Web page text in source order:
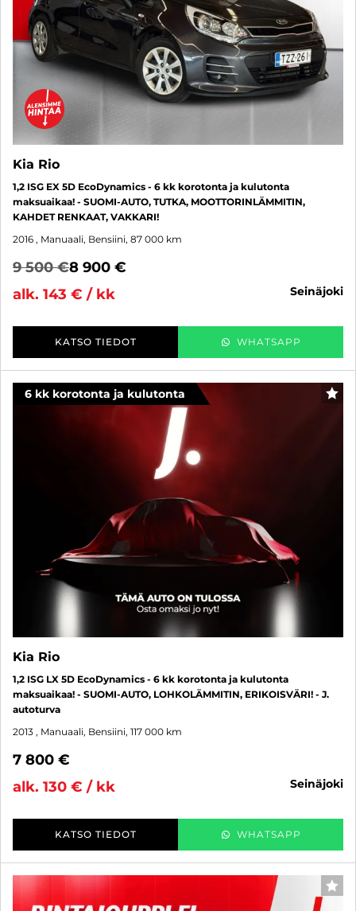
Kia Rio
1,2 ISG EX 5D EcoDynamics - 6 kk korotonta ja kulutonta
maksuaikaa! - SUOMI-AUTO, TUTKA, MOOTTORINLÄMMITIN,
KAHDET RENKAAT, VAKKARI!
2016 , Manuaali, Bensiini, 87 000 km
9 500 €8 900 €
alk. 143 € / kk
seinäjoki
KATSO TIEDOT WHATSAPP
6 kk korotonta ja kulutonta
Kia Rio
1,2 ISG LX 5D EcoDynamics - 6 kk korotonta ja kulutonta
maksuaikaa! - SUOMI-AUTO, LOHKOLÄMMITIN, ERIKOISVÄRI! - J.
autoturva
2013 , Manuaali, Bensiini, 117 000 km
7 800 €
alk. 130 € / kk
seinäjoki
KATSO TIEDOT WHATSAPP